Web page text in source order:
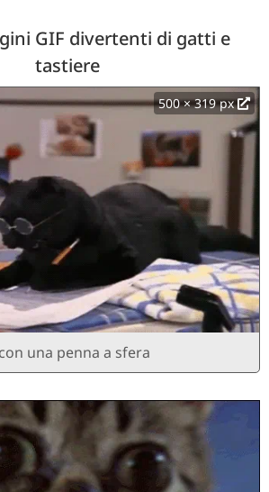
GIF divertenti di gatti e
tastiere
500 × 319 px
una penna a sfera